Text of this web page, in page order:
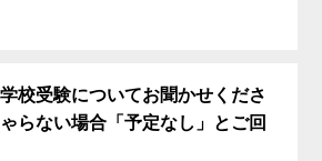
校受験についてお聞かせくださ
らない場合「予定なし」とご回